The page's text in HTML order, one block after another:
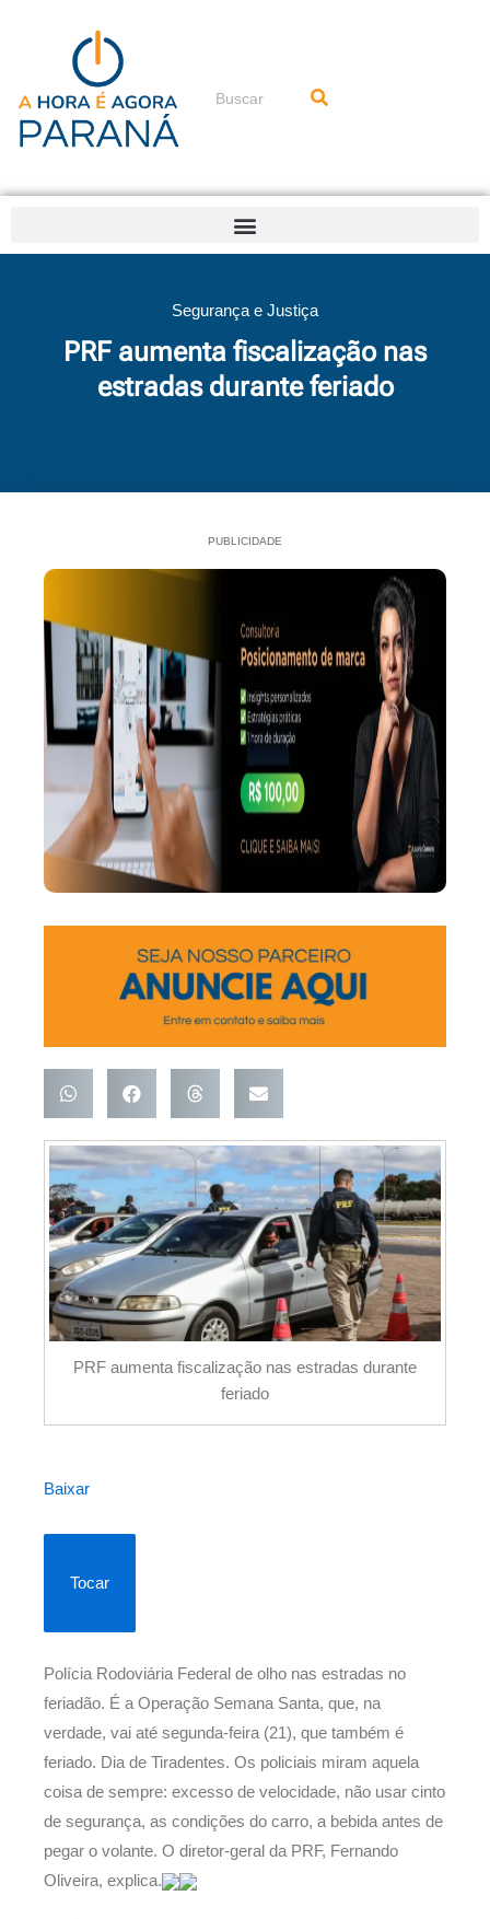
conteúdo
Pesquisar
Segurança e Justiça
PRF aumenta fiscalização nas
estradas durante feriado
PUBLICIDADE
PRF aumenta fiscalização nas estradas durante
feriado
Baixar
Tocar
Polícia Rodoviária Federal de olho nas estradas no
feriadão. É a Operação Semana Santa, que, na
verdade, vai até segunda-feira (21), que também é
feriado. Dia de Tiradentes. Os policiais miram aquela
coisa de sempre: excesso de velocidade, não usar cinto
de segurança, as condições do carro, a bebida antes de
pegar o volante. O diretor-geral da PRF, Fernando
Oliveira, explica.